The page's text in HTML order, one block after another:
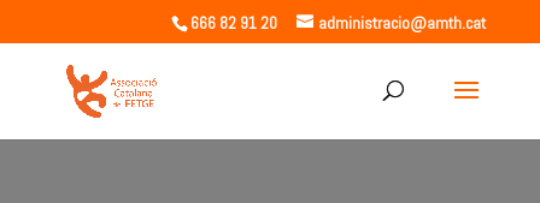
666 82 91 20 administracio@amth.cat